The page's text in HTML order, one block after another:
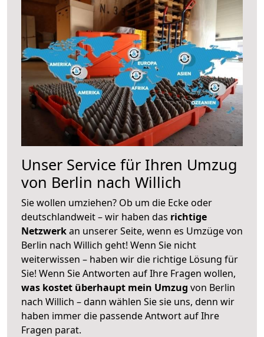
Unser Service für Ihren Umzug
von Berlin nach Willich
Sie wollen umziehen? Ob um die Ecke oder
deutschlandweit – wir haben das richtige
Netzwerkan unserer Seite, wenn es Umzüge von
Berlin nach Willich geht! Wenn Sie nicht
weiterwissen – haben wir die richtige Lösung für
Sie! Wenn Sie Antworten auf Ihre Fragen wollen,
was kostet überhaupt mein Umzug von Berlin
nach Willich – dann wählen Sie sie uns, denn wir
haben immer die passende Antwort auf Ihre
Fragen parat.